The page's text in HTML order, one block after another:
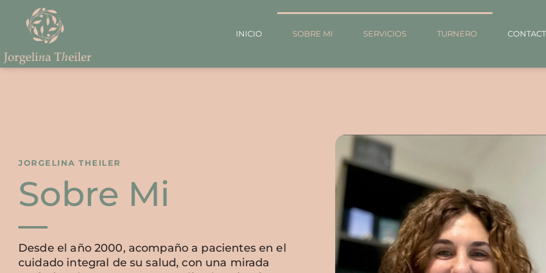
INICIO SOBRE MI SERVICIOS TURNERO
JORGELINA THEILER
Sobre Mi
Desde el año 2000, acompaño a pacientes en el
cuidado integral de su salud, con una mirada